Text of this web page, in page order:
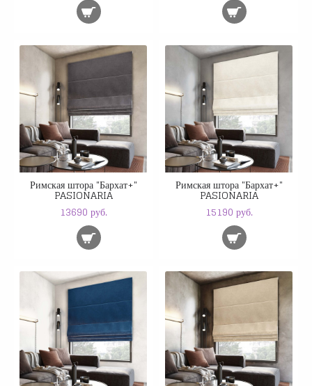
Римская штора "Бархат+"
PASIONARIA
13690 руб.
Римская штора "Бархат+"
PASIONARIA
15190 руб.